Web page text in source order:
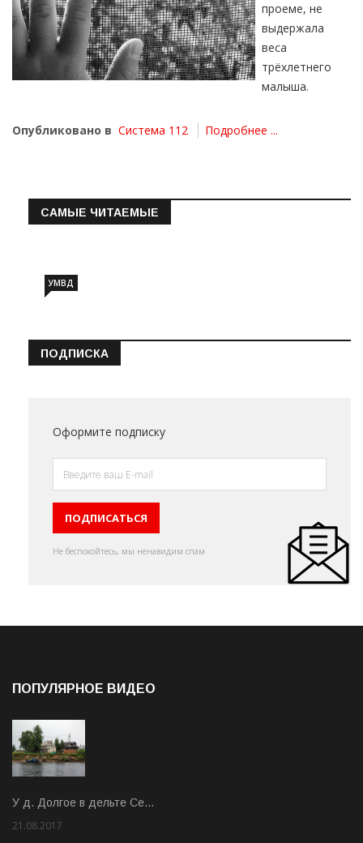
проеме, не
выдержала
веса
трёхлетнего
малыша.
Опубликовано в Система 112 Подробнее ...
САМЫЕ ЧИТАЕМЫЕ
УМВД
ПОДПИСКА
Оформите подписку
Не беспокойтесь, мы ненавидим спам
ПОПУЛЯРНОЕ ВИДЕО
У д. Долгое в дельте Се…
21.08.2017